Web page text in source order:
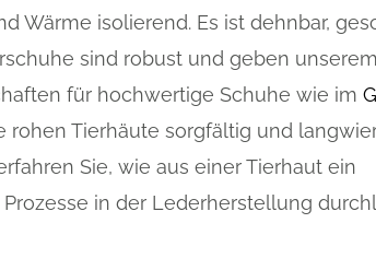
Wärme isolierend. Es ist dehnbar,
sind robust und geben
für hochwertige Schuhe wie im
rohen Tierhäute sorgfältig und
Sie, wie aus einer Tierhaut ein
in der Lederherstellung